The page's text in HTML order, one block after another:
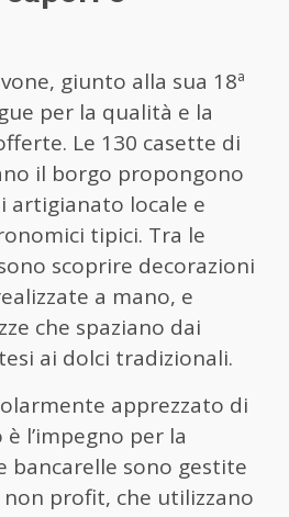
giunto alla sua 18ª
per la qualità e la
Le 130 casette di
il borgo propongono
artigianato locale e
tipici. Tra le
scoprire decorazioni
a mano, e
che spaziano dai
ai dolci tradizionali.
apprezzato di
l’impegno per la
bancarelle sono gestite
profit, che utilizzano